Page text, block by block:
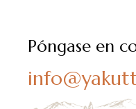
Póngase en